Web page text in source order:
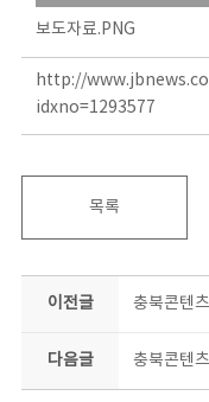
보도자료.PNG
http://
idxno=1293577
목록
이전글 충북콘텐
다음글